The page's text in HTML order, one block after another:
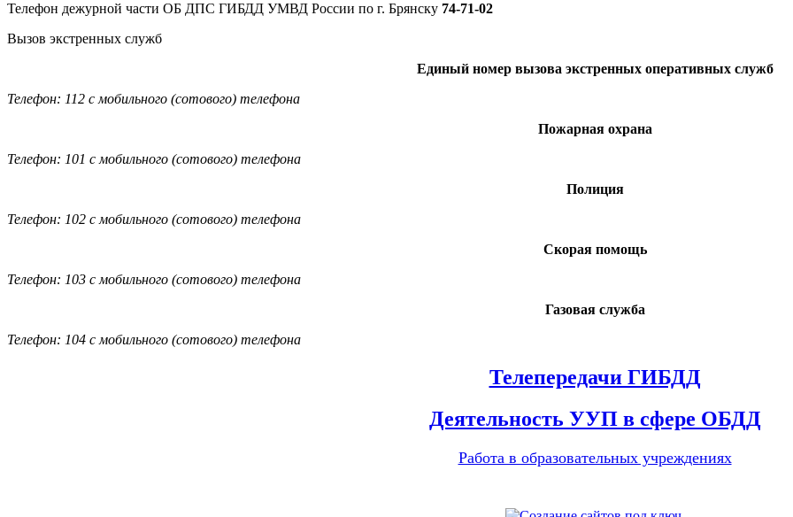
Телефон дежурной части ОБ ДПС ГИБДД УМВД России по г. Брянску 74-71-02
Вызов экстренных служб
Единый номер вызова экстренных оперативных служб
Телефон: 112 с мобильного (сотового) телефона
Пожарная охрана
Телефон: 101 с мобильного (сотового) телефона
Полиция
Телефон: 102 с мобильного (сотового) телефона
Скорая помощь
Телефон: 103 с мобильного (сотового) телефона
Газовая служба
Телефон: 104 с мобильного (сотового) телефона
Телепередачи ГИБДД
Деятельность УУП в сфере ОБДД
Работа в образовательных учреждениях